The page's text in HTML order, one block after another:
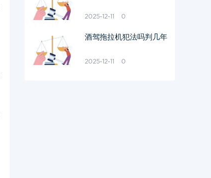
2025-12-11 0
酒驾拖拉机犯法吗判几年
2025-12-11 0